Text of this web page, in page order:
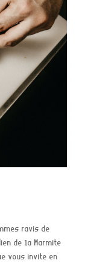
ravis de
de la Marmite
vous invite en